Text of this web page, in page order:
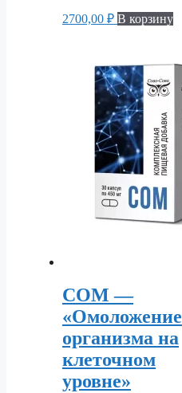
2700,00 ₽ В корзину
СОМ —
«Омоложение
организма на
клеточном
уровне»